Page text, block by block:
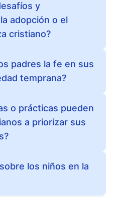
y
adopción o el
cristiano?
padres la fe en sus
temprana?
o prácticas pueden
a priorizar sus
los niños en la